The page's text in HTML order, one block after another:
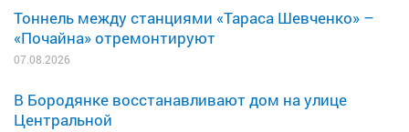
Тоннель между станциями «Тараса Шевченко» –
«Почайна» отремонтируют
07.08.2026
В Бородянке восстанавливают дом на улице
Центральной